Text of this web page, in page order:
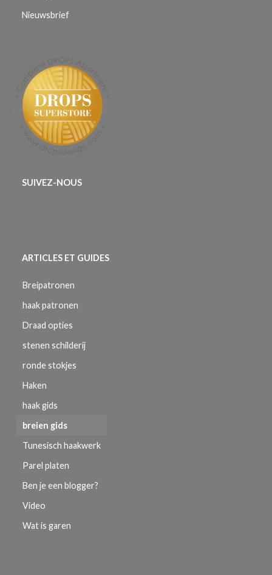
Nieuwsbrief
SUIVEZ-NOUS
ARTICLES ET GUIDES
Breipatronen
haak patronen
Draad opties
stenen schilderij
ronde stokjes
Haken
haak gids
breien gids
Tunesisch haakwerk
Parel platen
Ben je een blogger?
Video
Wat is garen